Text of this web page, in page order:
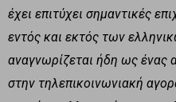
έχει επιτύχει σημαντικές
εντός και εκτός των
αναγνωρίζεται ήδη ως ένας
στην τηλεπικοινωνιακή